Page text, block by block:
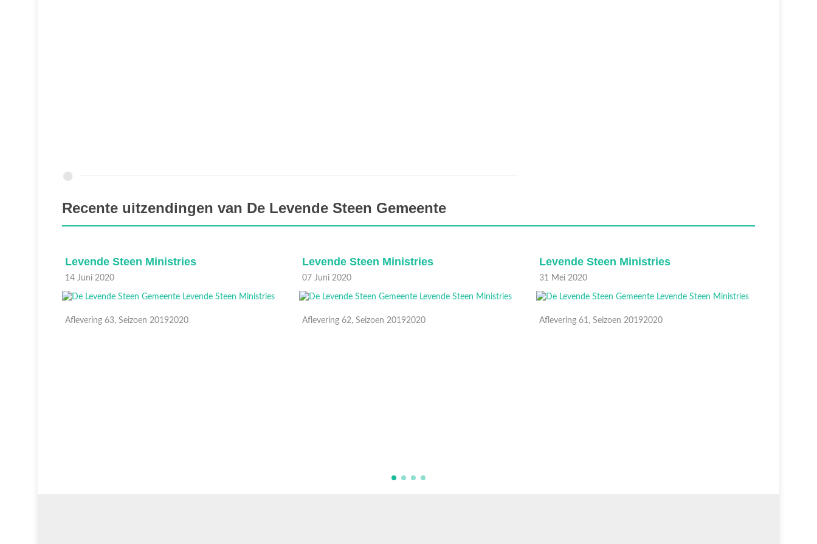
Recente uitzendingen van De Levende Steen Gemeente
Levende Steen Ministries
14 Juni 2020
Aflevering 63, Seizoen 20192020
Levende Steen Ministries
07 Juni 2020
Aflevering 62, Seizoen 20192020
Levende Steen Ministries
31 Mei 2020
Aflevering 61, Seizoen 20192020